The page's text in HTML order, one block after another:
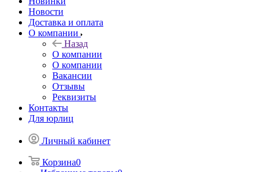
Новости
Доставка и оплата
О компании
Назад
О компании
О компании
Вакансии
Отзывы
Реквизиты
Контакты
Для юрлиц
Личный кабинет
Корзина0